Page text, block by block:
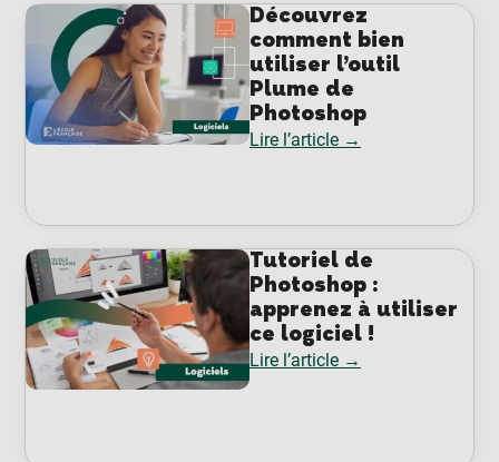
Découvrez
comment bien
utiliser l’outil
Plume de
Photoshop
Lire l’article →
Tutoriel de
Photoshop :
apprenez à utiliser
ce logiciel !
Lire l’article →